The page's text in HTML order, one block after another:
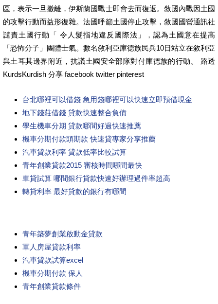
區，表示一旦撤離，伊斯蘭國戰士即會去而復返。敘國內戰因土國
的攻擊行動而益形復雜。法國呼籲土國停止攻擊，敘國國營通訊社
譴責土國行動「 令人髮指地違反國際法」，認為土國意在提高
「恐怖分子」團體士氣。數名敘利亞庫德族民兵10日站立在敘利亞
與土耳其邊界附近，抗議土國安全部隊對付庫德族的行動。 路透
KurdsKurdish 分享 facebook twitter pinterest
台北哪裡可以借錢 急用錢哪裡可以快速立即預借現金
地下錢莊借錢 貸款快速整合負債
學生機車分期 貸款哪間好過快速推薦
機車分期付款頭期款 快速貸專家分享推薦
汽車貸款利率 貸款低率比較試算
青年創業貸款2015 審核時間哪間最快
車貸試算 哪間銀行貸款快速好辦理過件率超高
轉貸利率 最好貸款的銀行有哪間
青年築夢創業啟動金貸款
軍人房屋貸款利率
汽車貸款試算excel
機車分期付款 保人
青年創業貸款條件